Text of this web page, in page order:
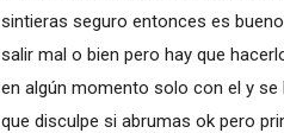
sintieras seguro entonces es
salir mal o bien pero hay que
en algún momento solo con el y
que disculpe si abrumas ok pero